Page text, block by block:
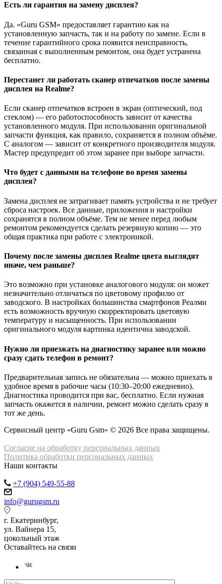
Есть ли гарантия на замену дисплея?
Да. «Guru GSM» предоставляет гарантию как на
установленную запчасть, так и на работу по замене. Если в
течение гарантийного срока появится неисправность,
связанная с выполненным ремонтом, она будет устранена
бесплатно.
Перестанет ли работать сканер отпечатков после замены
дисплея на Realme?
Если сканер отпечатков встроен в экран (оптический, под
стеклом) — его работоспособность зависит от качества
установленного модуля. При использовании оригинальной
запчасти функция, как правило, сохраняется в полном объёме.
С аналогом — зависит от конкретного производителя модуля.
Мастер предупредит об этом заранее при выборе запчасти.
Что будет с данными на телефоне во время замены
дисплея?
Замена дисплея не затрагивает память устройства и не требует
сброса настроек. Все данные, приложения и настройки
сохранятся в полном объёме. Тем не менее перед любым
ремонтом рекомендуется сделать резервную копию — это
общая практика при работе с электроникой.
Почему после замены дисплея Realme цвета выглядят
иначе, чем раньше?
Это возможно при установке аналогового модуля: он может
незначительно отличаться по цветовому профилю от
заводского. В настройках большинства смартфонов Реалми
есть возможность вручную скорректировать цветовую
температуру и насыщенность. При использовании
оригинального модуля картинка идентична заводской.
Нужно ли приезжать на диагностику заранее или можно
сразу сдать телефон в ремонт?
Предварительная запись не обязательна — можно приехать в
удобное время в рабочие часы (10:30–20:00 ежедневно).
Диагностика проводится при вас, бесплатно. Если нужная
запчасть окажется в наличии, ремонт можно сделать сразу в
тот же день.
Сервисный центр «Guru Gsm» © 2026 Все права защищены.
Согласие на обработку персональных данных
Политика обработки персональных данных
Наши контакты
+7 (904) 549-55-88
info@gurugsm.ru
г. Екатеринбург,
ул. Вайнера 15,
цокольный этаж
Оставайтесь на связи